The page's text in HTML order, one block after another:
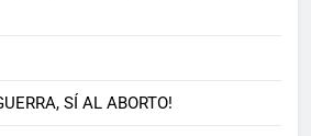
SÍ AL ABORTO!